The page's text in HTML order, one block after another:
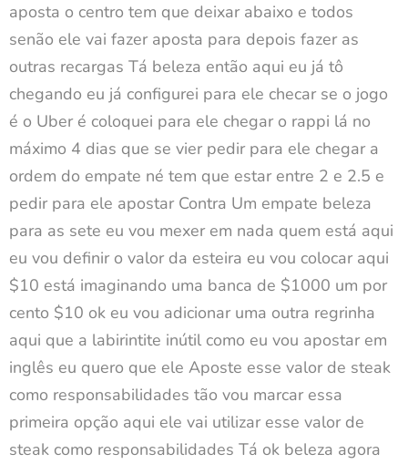
aposta o centro tem que deixar abaixo e todos
senão ele vai fazer aposta para depois fazer as
outras recargas Tá beleza então aqui eu já tô
chegando eu já configurei para ele checar se o jogo
é o Uber é coloquei para ele chegar o rappi lá no
máximo 4 dias que se vier pedir para ele chegar a
ordem do empate né tem que estar entre 2 e 2.5 e
pedir para ele apostar Contra Um empate beleza
para as sete eu vou mexer em nada quem está aqui
eu vou definir o valor da esteira eu vou colocar aqui
$10 está imaginando uma banca de $1000 um por
cento $10 ok eu vou adicionar uma outra regrinha
aqui que a labirintite inútil como eu vou apostar em
inglês eu quero que ele Aposte esse valor de steak
como responsabilidades tão vou marcar essa
primeira opção aqui ele vai utilizar esse valor de
steak como responsabilidades Tá ok beleza agora